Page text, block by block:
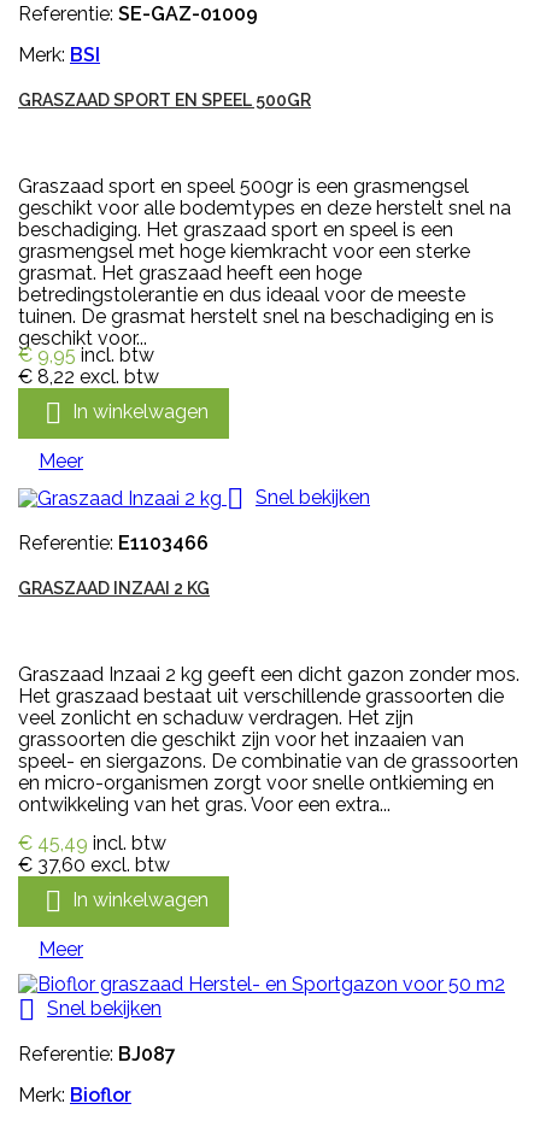
Referentie: SE-GAZ-01009
Merk: BSI
GRASZAAD SPORT EN SPEEL 500GR
Graszaad sport en speel 500gr is een grasmengsel
geschikt voor alle bodemtypes en deze herstelt snel na
beschadiging. Het graszaad sport en speel is een
grasmengsel met hoge kiemkracht voor een sterke
grasmat. Het graszaad heeft een hoge
betredingstolerantie en dus ideaal voor de meeste
tuinen. De grasmat herstelt snel na beschadiging en is
geschikt voor...
€ 9,95 incl. btw
€ 8,22 excl. btw
 In winkelwagen
Meer
 Snel bekijken
Referentie: E1103466
GRASZAAD INZAAI 2 KG
Graszaad Inzaai 2 kg geeft een dicht gazon zonder mos.
Het graszaad bestaat uit verschillende grassoorten die
veel zonlicht en schaduw verdragen. Het zijn
grassoorten die geschikt zijn voor het inzaaien van
speel- en siergazons. De combinatie van de grassoorten
en micro-organismen zorgt voor snelle ontkieming en
ontwikkeling van het gras. Voor een extra...
€ 45,49 incl. btw
€ 37,60 excl. btw
 In winkelwagen
Meer
 Snel bekijken
Referentie: BJ087
Merk: Bioflor